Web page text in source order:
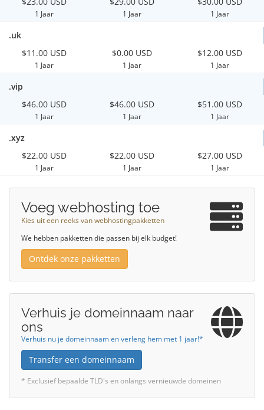
1 Jaar 1 Jaar 1 Jaar
.uk
$11.00 USD
1 Jaar
$0.00 USD
1 Jaar
$12.00 USD
1 Jaar
.vip
$46.00 USD
1 Jaar
$46.00 USD
1 Jaar
$51.00 USD
1 Jaar
.xyz
$22.00 USD
1 Jaar
$22.00 USD
1 Jaar
$27.00 USD
1 Jaar
Voeg webhosting toe
Kies uit een reeks van webhostingpakketten
We hebben pakketten die passen bij elk budget!
Ontdek onze pakketten
Verhuis je domeinnaam naar
ons
Verhuis nu je domeinnaam en verleng hem met 1 jaar!*
Transfer een domeinnaam
* Exclusief bepaalde TLD's en onlangs vernieuwde domeinen